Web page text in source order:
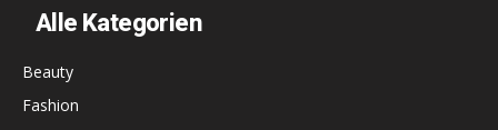
Alle Kategorien
Beauty
Fashion